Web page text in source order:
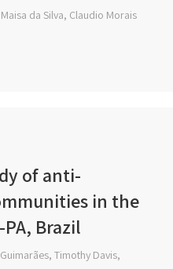
da Silva, Claudio Morais
of anti-
in the
Brazil
Timothy Davis,